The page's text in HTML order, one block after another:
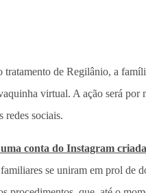
tratamento de Regilânio, a
virtual. A ação será por
redes sociais.
conta do Instagram
se uniram em prol de